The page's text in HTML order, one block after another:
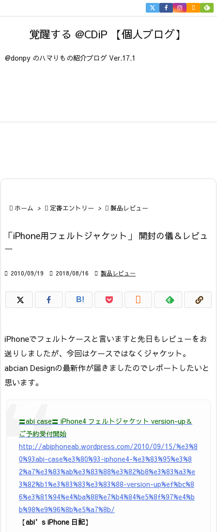
覚醒する @CDiP 【個人ブログ】
@donpy のハマりもの紹介ブログ Ver.17.1


 ホーム >  定番エントリー >  製品レビュー
「iPhone用フェルトジャケット」 開封の儀＆レビュ
ー
 2010/09/19  2018/08/16  製品レビュー
B! 
iPhoneでフェルトケースと言いますと先日もレビューをお
送りしましたが、今回はケースではなくジャケット。
abcian Designの最新作が届きましたのでレポートしたいと
思います。
〓abi case〓 iPhone4 フェルトジャケット version-up＆
ご予約受付開始
http://abiphoneab.wordpress.com/2010/09/15/%e3%8
0%93abi-case%e3%80%93-iphone4-%e3%83%95%e3%8
2%a7%e3%83%ab%e3%83%88%e3%82%b8%e3%83%a3%e
3%82%b1%e3%83%83%e3%83%88-version-up%ef%bc%8
6%e3%81%94%e4%ba%88%e7%b4%84%e5%8f%97%e4%b
b%98%e9%96%8b%e5%a7%8b/
【abi’s iPhone 日記】